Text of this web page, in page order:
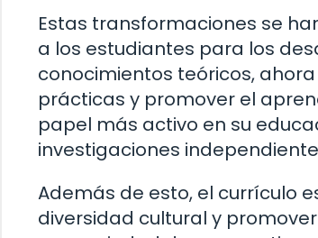
Estas transformaciones se
a los estudiantes para los
conocimientos teóricos,
prácticas y promover el
papel más activo en su
investigaciones
Además de esto, el currículo
diversidad cultural y